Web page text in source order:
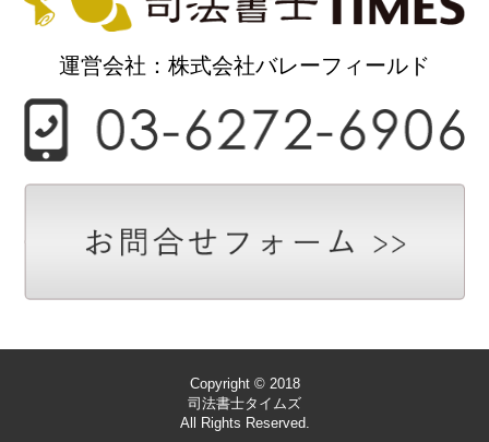
運営会社：株式会社バレーフィールド
Copyright © 2018
司法書士タイムズ
All Rights Reserved.